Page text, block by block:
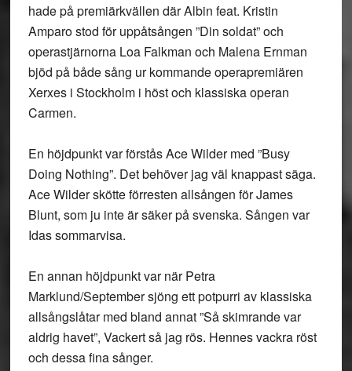
hade på premiärkvällen där Albin feat. Kristin
Amparo stod för uppåtsången ”Din soldat” och
operastjärnorna Loa Falkman och Malena Ernman
bjöd på både sång ur kommande operapremiären
Xerxes i Stockholm i höst och klassiska operan
Carmen.
En höjdpunkt var förstås Ace Wilder med ”Busy
Doing Nothing”. Det behöver jag väl knappast säga.
Ace Wilder skötte förresten allsången för James
Blunt, som ju inte är säker på svenska. Sången var
Idas sommarvisa.
En annan höjdpunkt var när Petra
Marklund/September sjöng ett potpurri av klassiska
allsångslåtar med bland annat ”Så skimrande var
aldrig havet”, Vackert så jag rös. Hennes vackra röst
och dessa fina sånger.